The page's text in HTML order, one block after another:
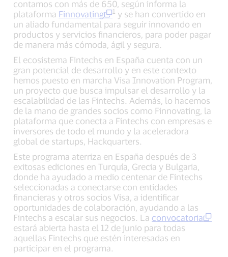
contamos con más de 650, según informa la
plataforma Finnovating 1 y se han convertido en
un aliado fundamental para seguir innovando en
productos y servicios financieros, para poder pagar
de manera más cómoda, ágil y segura.
El ecosistema Fintechs en España cuenta con un
gran potencial de desarrollo y en este contexto
hemos puesto en marcha Visa Innovation Program,
un proyecto que busca impulsar el desarrollo y la
escalabilidad de las Fintechs. Además, lo hacemos
de la mano de grandes socios como Finnovating, la
plataforma que conecta a Fintechs con empresas e
inversores de todo el mundo y la aceleradora
global de startups, Hackquarters.
Este programa aterriza en España después de 3
exitosas ediciones en Turquía, Grecia y Bulgaria,
donde ha ayudado a medio centenar de Fintechs
seleccionadas a conectarse con entidades
financieras y otros socios Visa, a identificar
oportunidades de colaboración, ayudando a las
Fintechs a escalar sus negocios. La convocatoria
estará abierta hasta el 12 de junio para todas
aquellas Fintechs que estén interesadas en
participar en el programa.